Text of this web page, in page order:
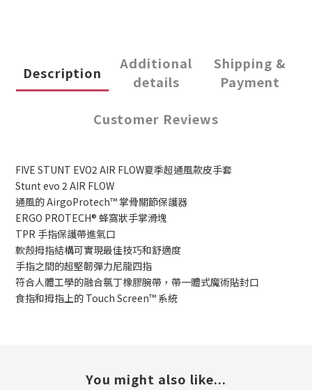
Description
Additional
details
Shipping &
Payment
Customer Reviews
FIVE STUNT EVO2 AIR FLOW夏季超通風款皮手套
Stunt evo 2 AIR FLOW
通風的 AirgoProtech™ 掌骨關節保護器
ERGO PROTECH® 蜂窩狀手掌滑塊
TPR 手指保護帶進氣口
軟殼拇指結構可實現最佳技巧和舒適度
手指之間的超堅韌彈力尼龍四指
符合人體工學的融合氯丁橡膠腕帶，帶一體式魔術貼封口
食指和拇指上的 Touch Screen™ 系統
You might also like...